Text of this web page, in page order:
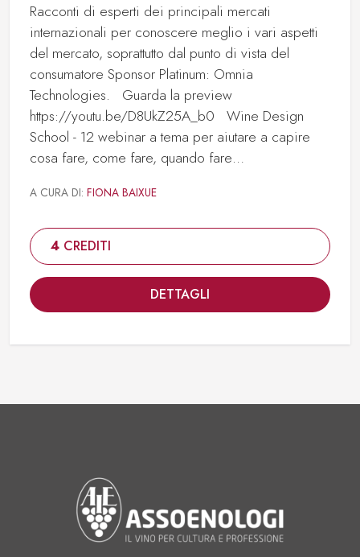
Racconti di esperti dei principali mercati
internazionali per conoscere meglio i vari aspetti
del mercato, soprattutto dal punto di vista del
consumatore Sponsor Platinum: Omnia
Technologies. Guarda la preview
https://youtu.be/D8UkZ25A_b0 Wine Design
School - 12 webinar a tema per aiutare a capire
cosa fare, come fare, quando fare…
A CURA DI: FIONA BAIXUE
DETTAGLI
4 CREDITI